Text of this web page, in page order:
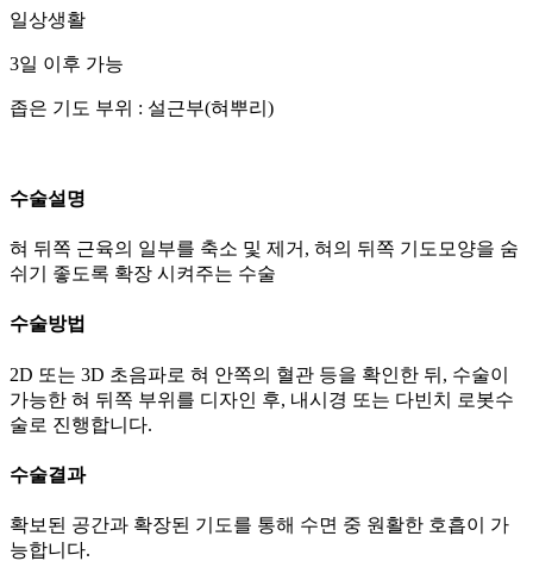
일상생활
3일 이후 가능
좁은 기도 부위 : 설근부(혀뿌리)
수술설명
혀 뒤쪽 근육의 일부를 축소 및 제거, 혀의 뒤쪽 기도모양을 숨
쉬기 좋도록 확장 시켜주는 수술
수술방법
2D 또는 3D 초음파로 혀 안쪽의 혈관 등을 확인한 뒤, 수술이
가능한 혀 뒤쪽 부위를 디자인 후, 내시경 또는 다빈치 로봇수
술로 진행합니다.
수술결과
확보된 공간과 확장된 기도를 통해 수면 중 원활한 호흡이 가
능합니다.